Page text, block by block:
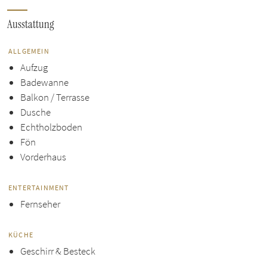
Ausstattung
ALLGEMEIN
Aufzug
Badewanne
Balkon / Terrasse
Dusche
Echtholzboden
Fön
Vorderhaus
ENTERTAINMENT
Fernseher
KÜCHE
Geschirr & Besteck